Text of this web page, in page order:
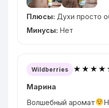
Плюсы: Духи просто
Минусы: Нет
Wildberries
Марина
Волшебный аромат